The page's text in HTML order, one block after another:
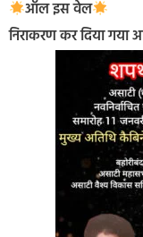
ऑल इस वेल
निराकरण कर दिया